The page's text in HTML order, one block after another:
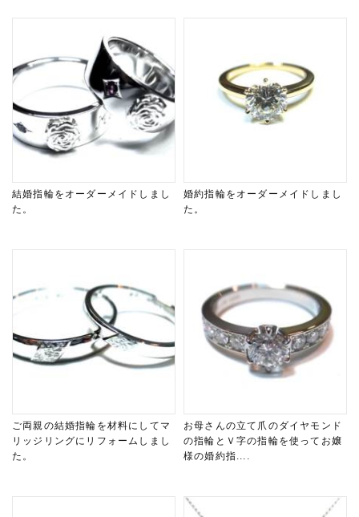
結婚指輪をオーダーメイドしまし
た。
婚約指輪をオーダーメイドしまし
た。
ご両親の結婚指輪を材料にしてマ
リッジリングにリフォームしまし
た。
お母さんの立て爪のダイヤモンド
の指輪とＶ字の指輪を使ってお嬢
様の婚約指....